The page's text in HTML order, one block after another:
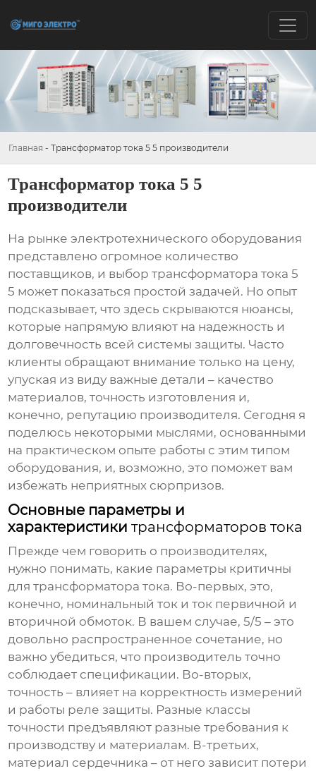
Главная - Трансформатор тока 5 5 производители
Трансформатор тока 5 5
производители
На рынке электротехнического оборудования
представлено огромное количество
поставщиков, и выбортрансформатора тока 5
5 может показаться простой задачей. Но опыт
подсказывает, что здесь скрываются нюансы,
которые напрямую влияют на надежность и
долговечность всей системы защиты. Часто
клиенты обращают внимание только на цену,
упуская из виду важные детали – качество
материалов, точность изготовления и,
конечно, репутацию производителя. Сегодня я
поделюсь некоторыми мыслями, основанными
на практическом опыте работы с этим типом
оборудования, и, возможно, это поможет вам
избежать неприятных сюрпризов.
Основные параметры и
характеристикитрансформаторов тока
Прежде чем говорить о производителях,
нужно понимать, какие параметры критичны
длятрансформатора тока. Во-первых, это,
конечно, номинальный ток и ток первичной и
вторичной обмоток. В вашем случае, 5/5 – это
довольно распространенное сочетание, но
важно убедиться, что производитель точно
соблюдает спецификации. Во-вторых,
точность – влияет на корректность измерений
и работы реле защиты. Разные классы
точности предъявляют разные требования к
производству и материалам. В-третьих,
материал сердечника – от него зависит потери